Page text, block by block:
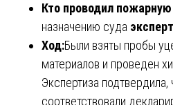
Кто проводил пожарную
назначению суда
Ход:Были взяты пробы
материалов и проведен
Экспертиза
соответствовали